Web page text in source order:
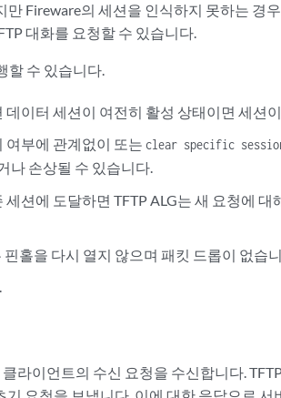
Fireware의 세션을 인식하지 못하는 경
대화를 요청할 수 있습니다.
할 수 있습니다.
이터 세션이 여전히 활성 상태이면 세션
여부에 관계없이 또는 clear specific
나 손상될 수 있습니다.
션에 도달하면 TFTP ALG는 새 요청에 대
홀을 다시 열지 않으며 패킷 드롭이 없습
라이언트의 수신 요청을 수신합니다.